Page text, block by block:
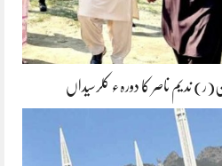
ندیم ناصر کا دورہء کلرسیداں